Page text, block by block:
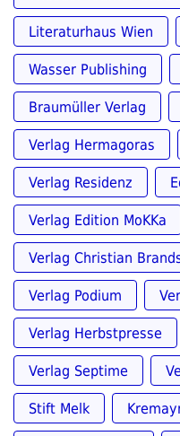
Literaturhaus Wien
Wasser Publishing
Braumüller Verlag
Verlag Hermagoras
Verlag Residenz
Verlag Edition MoKKa
Verlag Christian
Verlag Podium
Verlag Herbstpresse
Verlag Septime
Stift Melk